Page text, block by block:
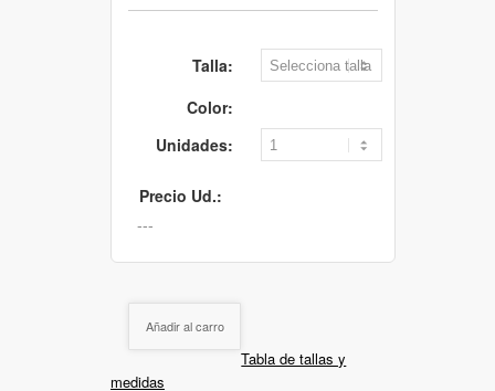
Talla:
Color:
Unidades:
Precio Ud.:
Añadir al carro
Tabla de tallas y
medidas